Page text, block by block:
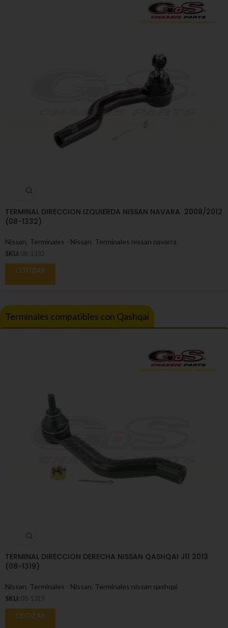
TERMINAL DIRECCION IZQUIERDA NISSAN NAVARA 2008/2012
(08-1332)
Nissan Terminales - Nissan Terminales nissan navarra
SKU: 08-1332
COTIZAR
Terminales compatibles con Qashqai
TERMINAL DIRECCION DERECHA NISSAN QASHQAI J11 2013
(08-1319)
Nissan Terminales - Nissan Terminales nissan qashqai
SKU: 08-1319
COTIZAR